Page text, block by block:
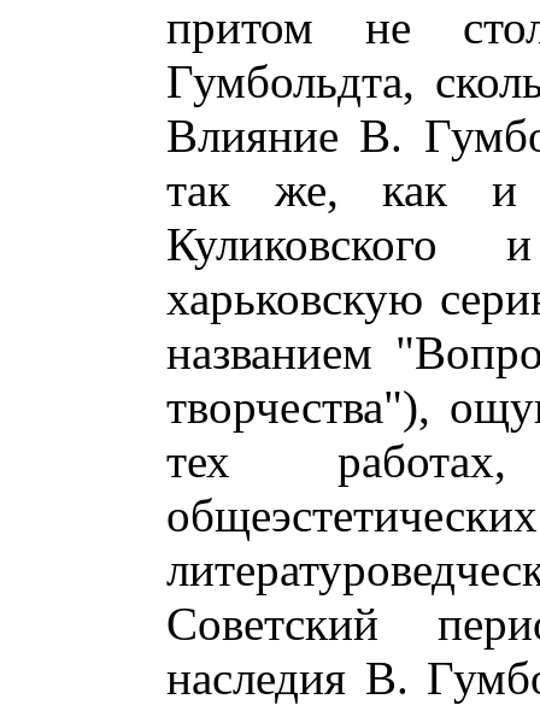
притом не
Гумбольдта,
Влияние В.
так же, как
харьковскую
названием
творчества"),
тех
Советский
наследия В.